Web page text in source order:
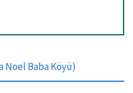
Noel Baba Köyü)